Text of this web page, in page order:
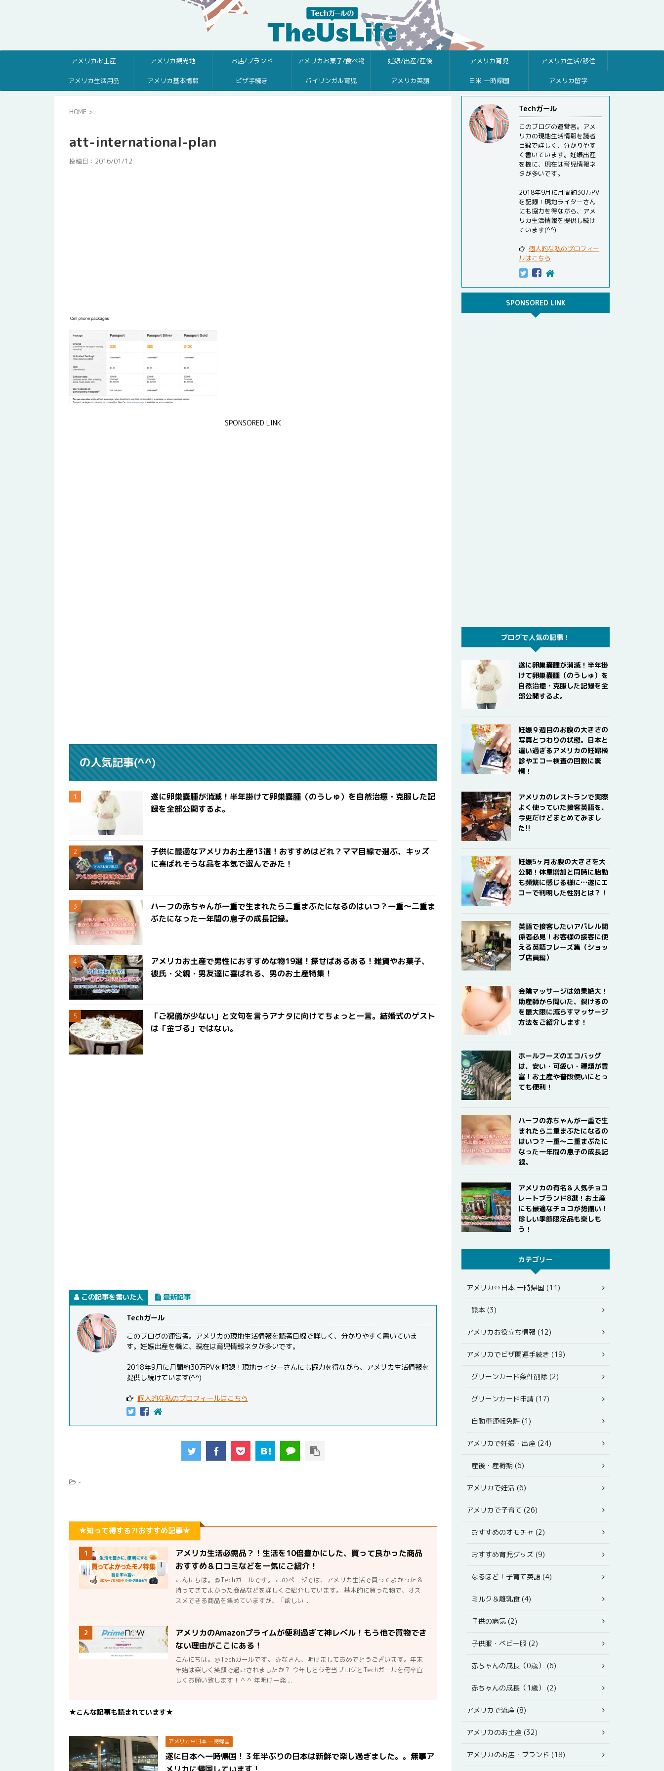
アメリカお土産 アメリカ観光地 お店/ブランド アメリカお菓子/食べ物 妊娠/出産/産後 アメリカ育児 アメリカ生活/移住
アメリカ生活用品 アメリカ基本情報 ビザ手続き バイリンガル育児 アメリカ英語 日米 一時帰国 アメリカ留学
HOME >
att-international-plan
投稿日： 2016/01/12
SPONSORED LINK
の人気記事(^^)
遂に卵巣嚢腫が消滅！半年掛けて卵巣嚢腫（のうしゅ）を自然治癒・克服した記
録を全部公開するよ。
子供に最適なアメリカお土産13選！おすすめはどれ？ママ目線で選ぶ、キッズ
に喜ばれそうな品を本気で選んでみた！
ハーフの赤ちゃんが一重で生まれたら二重まぶたになるのはいつ？一重〜二重ま
ぶたになった一年間の息子の成長記録。
アメリカお土産で男性におすすめな物19選！探せばあるある！雑貨やお菓子、
彼氏・父親・男友達に喜ばれる、男のお土産特集！
「ご祝儀が少ない」と文句を言うアナタに向けてちょっと一言。結婚式のゲスト
は「金づる」ではない。
この記事を書いた人 最新記事
Techガール
このブログの運営者。アメリカの現地生活情報を読者目線で詳しく、分かりやすく書いていま
す。妊娠出産を機に、現在は育児情報ネタが多いです。
2018年9月に月間約30万PVを記録！現地ライターさんにも協力を得ながら、アメリカ生活情報を
提供し続けています(^^)
個人的な私のプロフィールはこちら
-
★知って得する?!おすすめ記事★
1
アメリカ生活必需品？！生活を10倍豊かにした、買って良かった商品
おすすめ＆口コミなどを一気にご紹介！
こんにちは。＠Techガールです。 このページでは、アメリカ生活で買ってよかった＆
持ってきてよかった商品などを詳しくご紹介しています。 基本的に買った物で、オス
スメできる商品を集めていますが、「欲しい ...
2
アメリカのAmazonプライムが便利過ぎて神レベル！もう他で買物でき
ない理由がここにある！
こんにちは。＠Techガールです。 みなさん、明けましておめでとうございます。年末
年始は楽しく笑顔で過ごされましたか？ 今年もどうぞ当ブログとTechガールを何卒宜
しくお願い致します！＾＾ 年明け一発 ...
★こんな記事も読まれています★
アメリカ⇔日本 一時帰国
遂に日本へ一時帰国！３年半ぶりの日本は新鮮で楽し過ぎました。。無事ア
Techガール
このブログの運営者。アメ
リカの現地生活情報を読者
目線で詳しく、分かりやす
く書いています。妊娠出産
を機に、現在は育児情報ネ
タが多いです。
2018年9月に月間約30万PV
を記録！現地ライターさん
にも協力を得ながら、アメ
リカ生活情報を提供し続け
ています(^^)
個人的な私のプロフィー
ルはこちら
SPONSORED LINK
ブログで人気の記事！
遂に卵巣嚢腫が消滅！半年掛
けて卵巣嚢腫（のうしゅ）を
自然治癒・克服した記録を全
部公開するよ。
妊娠９週目のお腹の大きさの
写真とつわりの状態。日本と
違い過ぎるアメリカの妊婦検
診やエコー検査の回数に驚
愕！
アメリカのレストランで実際
よく使っていた接客英語を、
今更だけどまとめてみまし
た!!
妊娠5ヶ月お腹の大きさを大
公開！体重増加と同時に胎動
も頻繁に感じる様に…遂にエ
コーで判明した性別とは？！
英語で接客したいアパレル関
係者必見！お客様の接客に使
える英語フレーズ集（ショッ
プ店員編）
会陰マッサージは効果絶大！
助産師から聞いた、裂けるの
を最大限に減らすマッサージ
方法をご紹介します！
ホールフーズのエコバッグ
は、安い・可愛い・種類が豊
富！お土産や普段使いにとっ
ても便利！
ハーフの赤ちゃんが一重で生
まれたら二重まぶたになるの
はいつ？一重〜二重まぶたに
なった一年間の息子の成長記
録。
アメリカの有名＆人気チョコ
レートブランド8選！お土産
にも最適なチョコが勢揃い！
珍しい季節限定品も楽しも
う！
カテゴリー
アメリカ⇔日本 一時帰国 (11)
熊本 (3)
アメリカお役立ち情報 (12)
アメリカでビザ関連手続き (19)
グリーンカード条件削除 (2)
グリーンカード申請 (17)
自動車運転免許 (1)
アメリカで妊娠・出産 (24)
産後・産褥期 (6)
アメリカで妊活 (6)
アメリカで子育て (26)
おすすめのオモチャ (2)
おすすめ育児グッズ (9)
なるほど！子育て英語 (4)
ミルク＆離乳食 (4)
子供の病気 (2)
子供服・ベビー服 (2)
赤ちゃんの成長（0歳） (6)
赤ちゃんの成長（1歳） (2)
アメリカで流産 (8)
アメリカのお土産 (32)
アメリカのお店・ブランド (18)